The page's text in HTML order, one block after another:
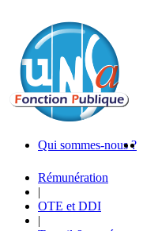
Qui sommes-nous ?
Rémunération
|
OTE et DDI
|